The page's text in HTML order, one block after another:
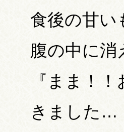
食後の甘い
腹の中に消
『まま！
きました…